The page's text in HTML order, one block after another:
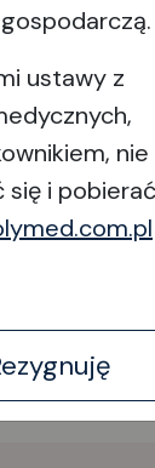
ustawy z
nie
się i pobierać